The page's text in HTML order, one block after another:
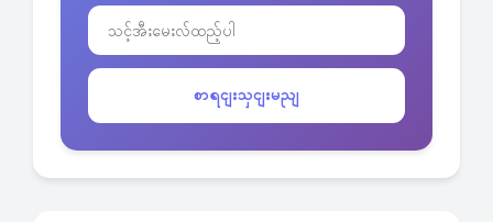
စာရငျးသှငျးမညျ